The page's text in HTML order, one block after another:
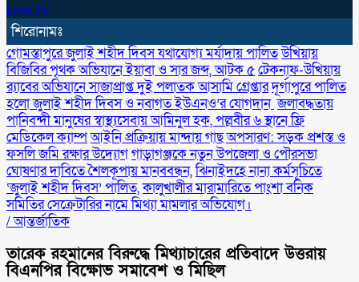
Live Tv
শিরোনামঃ
গোমস্তাপুরে জুলাই শহীদ দিবস যথাযোগ্য মর্যাদায় পালিতউখিয়ায়
বিজিবির পৃথক অভিযানে ইয়াবা ও সার জব্দ, আটক ৫টেকনাফ-উখিয়ায়
র‌্যাবের অভিযানে সাজাপ্রাপ্ত দুই পলাতক আসামি গ্রেপ্তার‎দূর্গাপুরে পালিত
হলো জুলাই শহীদ দিবস ও নবাগত ইউএনও’র যোগদান ‎ জলাবদ্ধতায়
পানিবন্দী মানুষের স্বাস্থ্যসেবায় আমিনুল হক, পল্লবীর ৬ স্থানে ফ্রি
মেডিকেল ক্যাম্পআইনি প্রক্রিয়ায় মান্দায় গাছ অপসারণ: সড়ক প্রশস্ত ও
ফসলি জমি রক্ষার উদ্যোগগাড়াগঞ্জকে নতুন উপজেলা ও পৌরসভা
ঘোষণার দাবিতে শৈলকূপায় মানববন্ধন,ঝিনাইদহে নানা কর্মসূচিতে
‘জুলাই শহীদ দিবস’ পালিত,কালুখালীর মারামারিতে পাংশা বনিক
সমিতির সেক্রেটারির নামে মিথ্যা মামলার অভিযোগ।
/আন্তর্জাতিক
তারেক রহমানের বিরুদ্ধে মিথ্যাচারের প্রতিবাদে উত্তরায়
বিএনপির বিক্ষোভ সমাবেশ ও মিছিল